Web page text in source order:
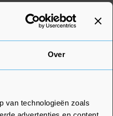
Over
van technologieën zoals